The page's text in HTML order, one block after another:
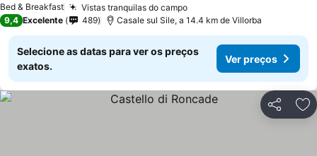
Bed & Breakfast Vistas tranquilas do campoVer preços
9,4 Excelente 489 Casale sul Sile, a 14.4 km de Villorba
Selecione as datas para ver os preços
exatos.
Ver preços
Partilhar